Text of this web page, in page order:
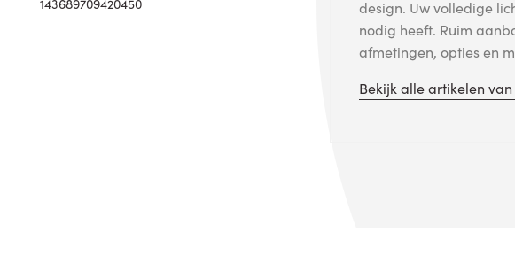
design. Uw volledige
nodig heeft. Ruim
afmetingen, opties en
Bekijk alle artikelen van